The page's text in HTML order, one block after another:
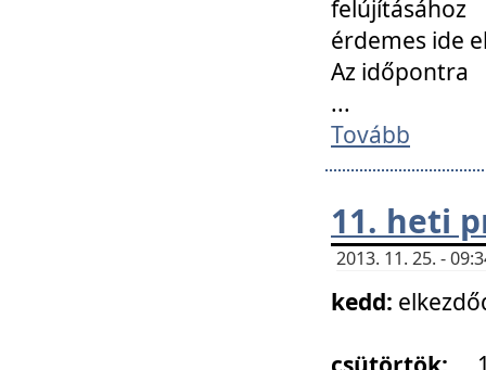
érdemes ide
Az időpontra
...
Tovább
11. heti
2013. 11. 25. -
kedd: